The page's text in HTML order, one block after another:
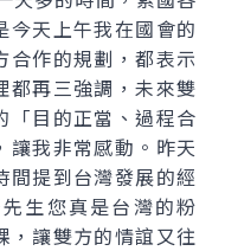
今天上午我在國會的
合作的規劃，都表示
都再三強調，未來雙
「目的正當、過程合
讓我非常感動。昨天
間提到台灣發展的經
生您真是台灣的粉
，讓雙方的情誼又往